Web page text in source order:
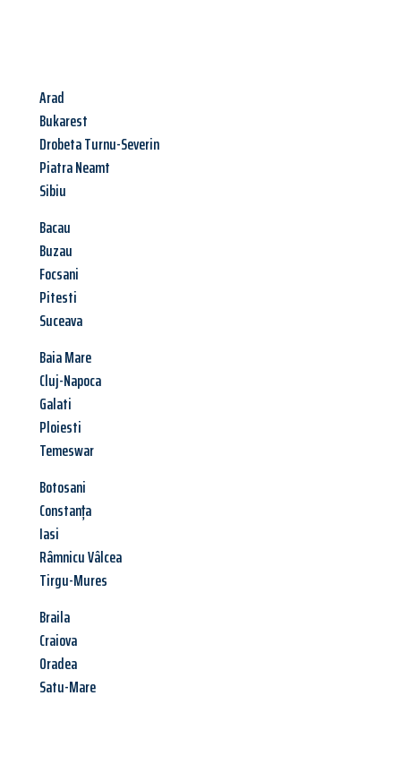
Arad
Bukarest
Drobeta Turnu-Severin
Piatra Neamt
Sibiu
Bacau
Buzau
Focsani
Pitesti
Suceava
Baia Mare
Cluj-Napoca
Galati
Ploiesti
Temeswar
Botosani
Constanța
Iasi
Râmnicu Vâlcea
Tirgu-Mures
Braila
Craiova
Oradea
Satu-Mare